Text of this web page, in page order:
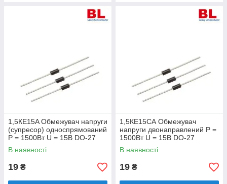
1,5КЕ15A Обмежувач напруги
(супресор) односпрямований
Р = 1500Вт U = 15В DO-27
В наявності
19 ₴
1,5КЕ15СА Обмежувач
напруги двонаправлений Р =
1500Вт U = 15В DO-27
В наявності
19 ₴